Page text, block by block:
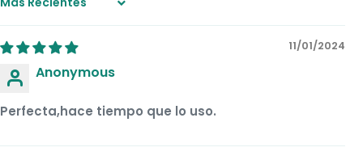
Sort by
11/01/2024
Anonymous
Perfecta,hace tiempo que lo uso.